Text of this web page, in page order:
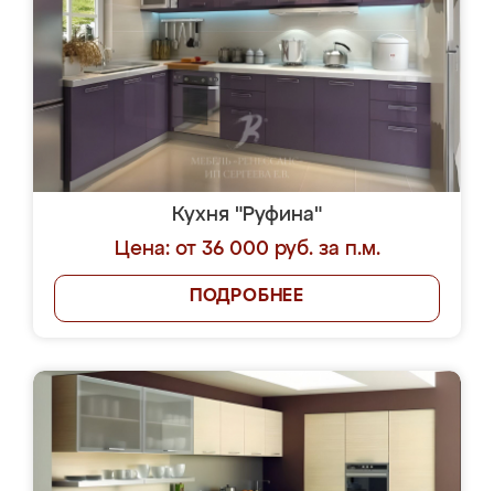
Кухня "Руфина"
Цена: от 36 000 руб. за п.м.
ПОДРОБНЕЕ